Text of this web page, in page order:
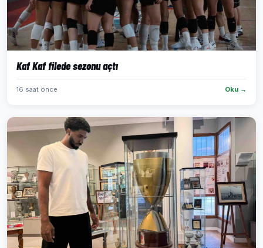
Kaf Kaf filede sezonu açtı
16 saat önce Oku →